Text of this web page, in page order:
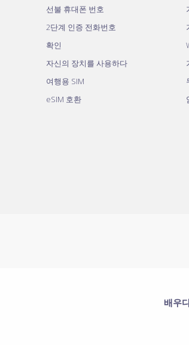
선불 휴대폰 번호
2단계 인증 전화번호
확인
자신의 장치를 사용하다
여행용 SIM
eSIM 호환
배우